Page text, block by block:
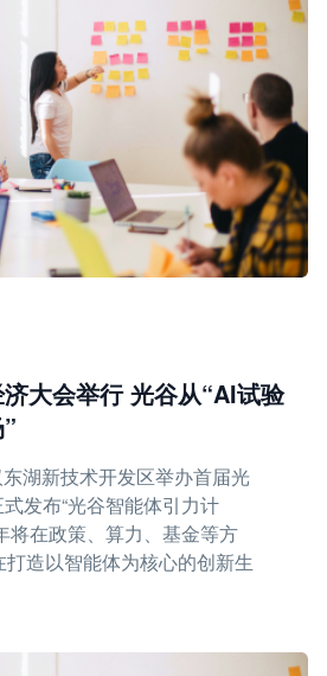
大会举行 光谷从“AI试验
湖新技术开发区举办首届光
发布“光谷智能体引力计
将在政策、算力、基金等方
造以智能体为核心的创新生